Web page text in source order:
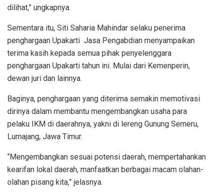
dilihat,” ungkapnya.
Sementara itu, Siti Saharia Mahindar selaku penerima
penghargaan Upakarti Jasa Pengabdian menyampaikan
terima kasih kepada semua pihak penyelenggara
penghargaan Upakarti tahun ini. Mulai dari Kemenperin,
dewan juri dan lainnya.
Baginya, penghargaan yang diterima semakin memotivasi
dirinya dalam membantu mengembangkan usaha para
pelaku IKM di daerahnya, yakni di lereng Gunung Semeru,
Lumajang, Jawa Timur.
“Mengembangkan sesuai potensi daerah, mempertahankan
kearifan lokal daerah, manfaatkan berbagai macam olahan-
olahan pisang kita,” jelasnya.